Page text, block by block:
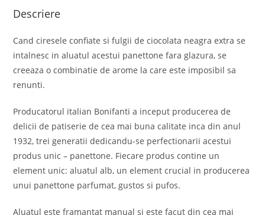
Descriere
Cand ciresele confiate si fulgii de ciocolata neagra extra se
intalnesc in aluatul acestui panettone fara glazura, se
creeaza o combinatie de arome la care este imposibil sa
renunti.
Producatorul italian Bonifanti a inceput producerea de
delicii de patiserie de cea mai buna calitate inca din anul
1932, trei generatii dedicandu-se perfectionarii acestui
produs unic – panettone. Fiecare produs contine un
element unic: aluatul alb, un element crucial in producerea
unui panettone parfumat, gustos si pufos.
Aluatul este framantat manual si este facut din cea mai